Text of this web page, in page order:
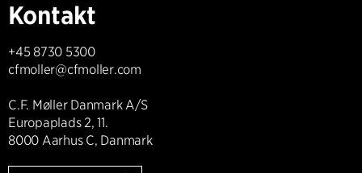
Kontakt
+45 8730 5300
cfmoller@cfmoller.com
C.F. Møller Danmark A/S
Europaplads 2, 11.
8000 Aarhus C, Danmark